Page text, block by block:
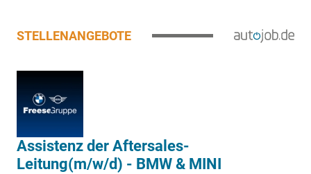
STELLENANGEBOTE
Assistenz der Aftersales-
Leitung(m/w/d) - BMW & MINI